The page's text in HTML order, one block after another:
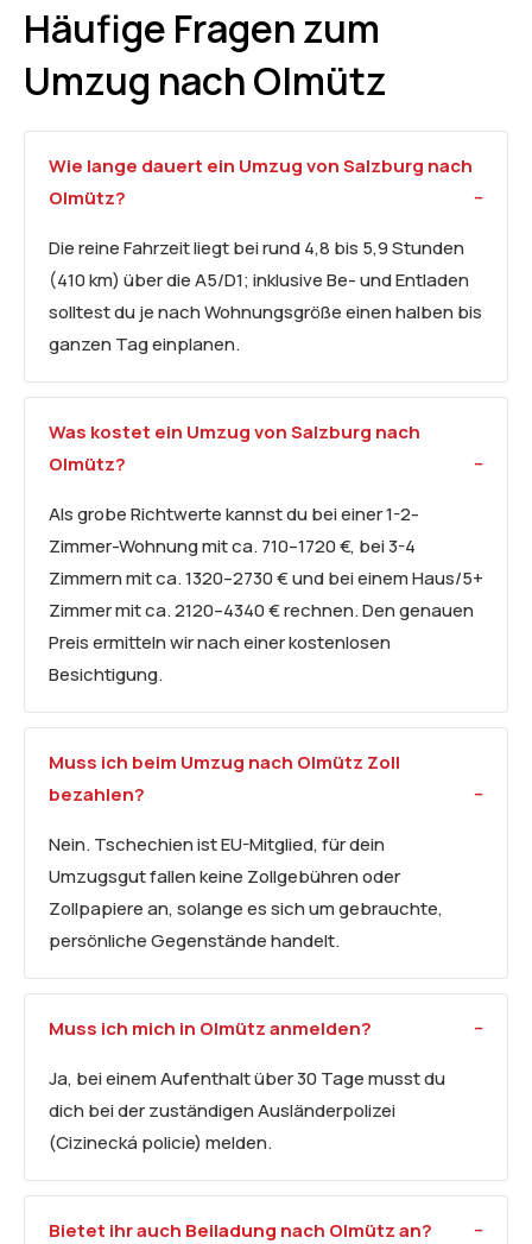
Häufige Fragen zum
Umzug nach Olmütz
Wie lange dauert ein Umzug von Salzburg nach
Olmütz?
Die reine Fahrzeit liegt bei rund 4,8 bis 5,9 Stunden
(410 km) über die A5/D1; inklusive Be- und Entladen
solltest du je nach Wohnungsgröße einen halben bis
ganzen Tag einplanen.
Was kostet ein Umzug von Salzburg nach
Olmütz?
Als grobe Richtwerte kannst du bei einer 1-2-
Zimmer-Wohnung mit ca. 710–1720 €, bei 3-4
Zimmern mit ca. 1320–2730 € und bei einem Haus/5+
Zimmer mit ca. 2120–4340 € rechnen. Den genauen
Preis ermitteln wir nach einer kostenlosen
Besichtigung.
Muss ich beim Umzug nach Olmütz Zoll
bezahlen?
Nein. Tschechien ist EU-Mitglied, für dein
Umzugsgut fallen keine Zollgebühren oder
Zollpapiere an, solange es sich um gebrauchte,
persönliche Gegenstände handelt.
Muss ich mich in Olmütz anmelden?
Ja, bei einem Aufenthalt über 30 Tage musst du
dich bei der zuständigen Ausländerpolizei
(Cizinecká policie) melden.
Bietet ihr auch Beiladung nach Olmütz an?